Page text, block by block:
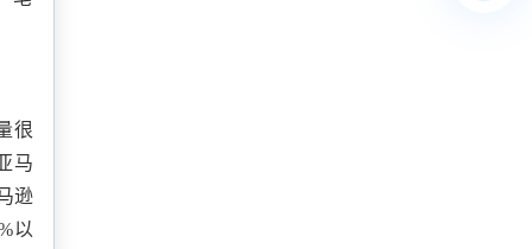
很
马
逊
以